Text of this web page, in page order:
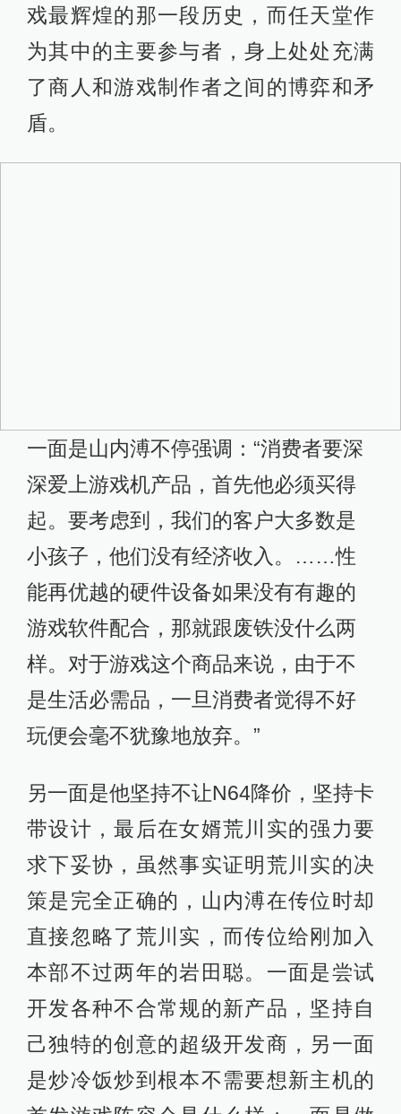
戏最辉煌的那一段历史，而任天堂作
为其中的主要参与者，身上处处充满
了商人和游戏制作者之间的博弈和矛
盾。
一面是山内溥不停强调：“消费者要深
深爱上游戏机产品，首先他必须买得
起。要考虑到，我们的客户大多数是
小孩子，他们没有经济收入。……性
能再优越的硬件设备如果没有有趣的
游戏软件配合，那就跟废铁没什么两
样。对于游戏这个商品来说，由于不
是生活必需品，一旦消费者觉得不好
玩便会毫不犹豫地放弃。”
另一面是他坚持不让N64降价，坚持卡
带设计，最后在女婿荒川实的强力要
求下妥协，虽然事实证明荒川实的决
策是完全正确的，山内溥在传位时却
直接忽略了荒川实，而传位给刚加入
本部不过两年的岩田聪。一面是尝试
开发各种不合常规的新产品，坚持自
己独特的创意的超级开发商，另一面
是炒冷饭炒到根本不需要想新主机的